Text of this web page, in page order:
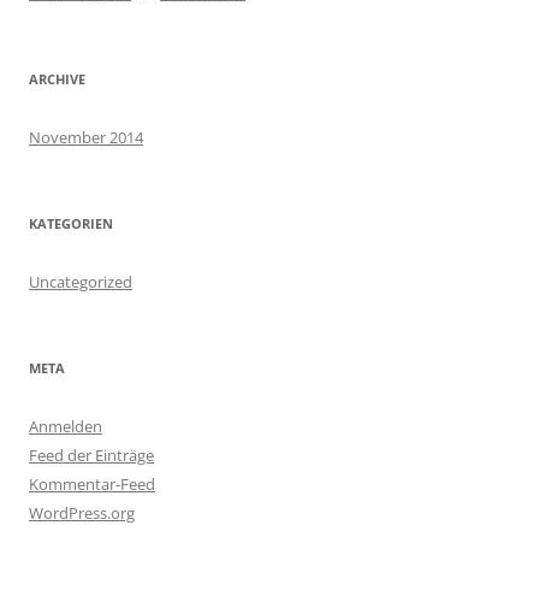
ARCHIVE
November 2014
KATEGORIEN
Uncategorized
META
Anmelden
Feed der Einträge
Kommentar-Feed
WordPress.org